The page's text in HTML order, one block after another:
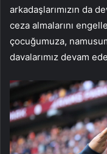
arkadaşlarımızın da
ceza almalarını
çocuğumuza,
davalarımız devam